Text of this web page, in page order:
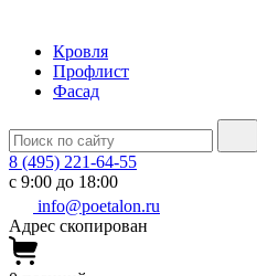
Кровля
Профлист
Фасад
8 (495) 221-64-55
с 9:00 до 18:00
info@poetalon.ru
Адрес скопирован